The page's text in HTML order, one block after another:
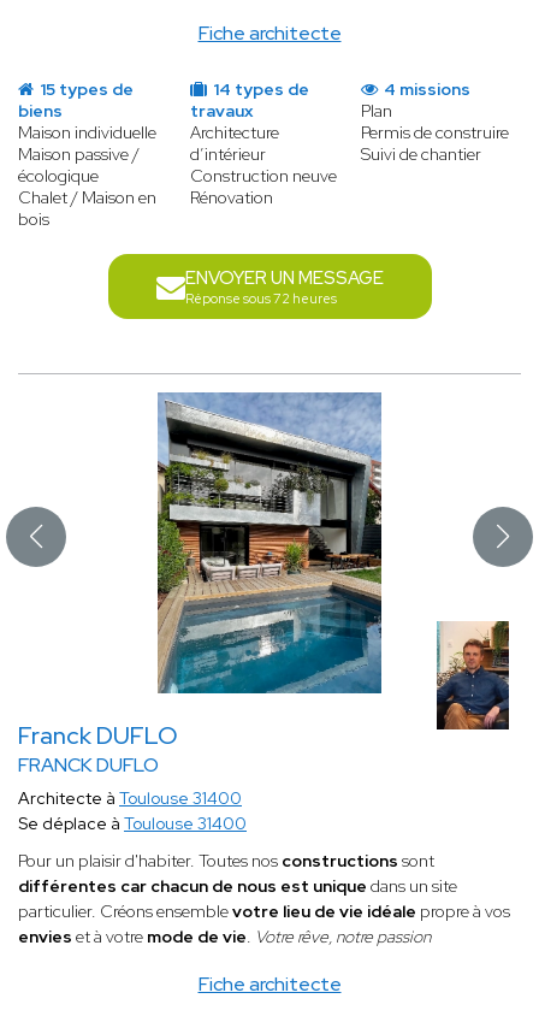
Fiche architecte
15 types de
biens
Maison individuelle
Maison passive /
écologique
Chalet / Maison en
bois
14 types de
travaux
Architecture
d’intérieur
Construction neuve
Rénovation
4 missions
Plan
Permis de construire
Suivi de chantier
ENVOYER UN MESSAGE
Réponse sous 72 heures
Franck DUFLO
FRANCK DUFLO
Fiche architecte
Architecte à Toulouse 31400
Se déplace à Toulouse 31400
Pour un plaisir d'habiter. Toutes nos constructions sont
différentes car chacun de nous est unique dans un site
particulier. Créons ensemblevotre lieu de vie idéale propre à vos
envies et à votre mode de vie. Votre rêve, notre passion